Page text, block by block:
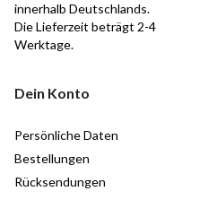
innerhalb Deutschlands.
Die Lieferzeit beträgt 2-4
Werktage.
Dein Konto
Persönliche Daten
Bestellungen
Rücksendungen